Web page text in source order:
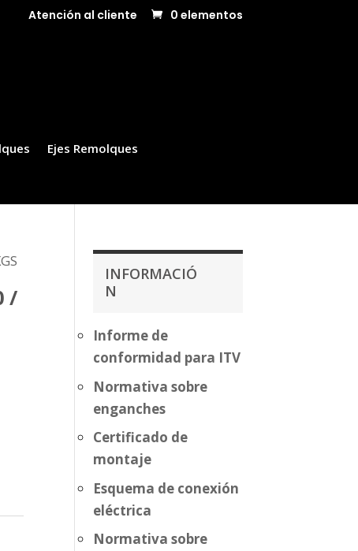
Atención al cliente 0 elementos
Ejes Remolques
/
INFORMACIÓ
N
Informe de
conformidad para ITV
Normativa sobre
enganches
Certificado de
montaje
Esquema de conexión
eléctrica
Normativa sobre